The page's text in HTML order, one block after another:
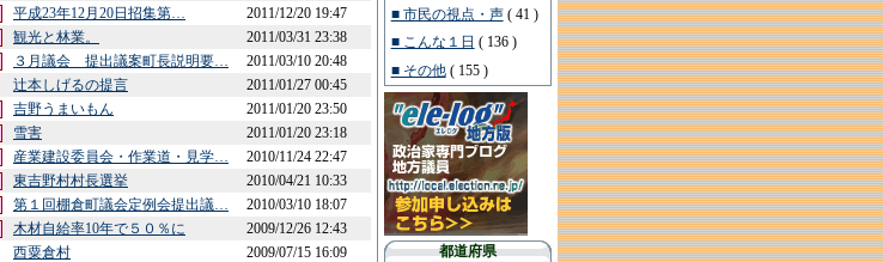
平成23年12月20日招集第…
2011/12/20 19:47
観光と林業。
2011/03/31 23:38
３月議会 提出議案町長説明要…
2011/03/10 20:48
辻本しげるの提言
2011/01/27 00:45
吉野うまいもん
2011/01/20 23:50
雪害
2011/01/20 23:18
産業建設委員会・作業道・見学…
2010/11/24 22:47
東吉野村村長選挙
2010/04/21 10:33
第１回棚倉町議会定例会提出議…
2010/03/10 18:07
木材自給率10年で５０％に
2009/12/26 12:43
西粟倉村
2009/07/15 16:09
■ 市民の視点・声( 41 )
■ こんな１日 ( 136 )
■ その他( 155 )
都道府県